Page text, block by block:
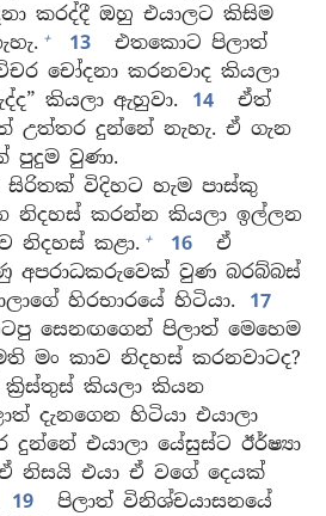
කරද්දී ඔහු එයාලට කිසිම
+ 13
එතකොට පිලාත්
චෝදනා කරනවාද කියලා
කියලා ඇහුවා.
14
ඒත්
දුන්නේ නැහැ. ඒ ගැන
පුදුම වුණා.
සිරිතක් විදිහට හැම පාස්කු
නිදහස් කරන්න කියලා ඉල්ලන
නිදහස් කළා. + 16
ඒ
අපරාධකරුවෙක් වුණ බරබ්බස්
හිරභාරයේ හිටියා.
17
සෙනඟගෙන් පිලාත් මෙහෙම
මං කාව නිදහස් කරනවාටද?
කියලා කියන
දැනගෙන හිටියා එයාලා
එයාලා යේසුස්ට ඊර්ෂ්‍යා
නිසයි එයා ඒ වගේ දෙයක්
19
පිලාත් විනිශ්චයාසනයේ